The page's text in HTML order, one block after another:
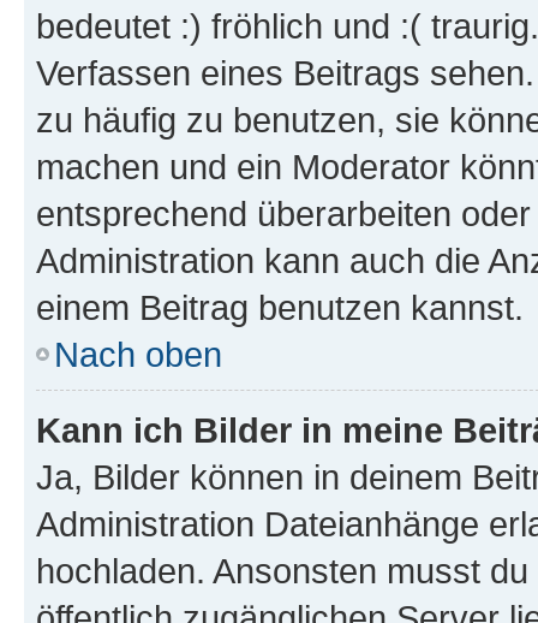
bedeutet :) fröhlich und :(
Verfassen eines Beitrags
zu häufig zu benutzen, sie
machen und ein Moderator
entsprechend überarbeiten
Administration kann auch die
einem Beitrag benutzen kannst.
Nach oben
Kann ich Bilder in meine
Ja, Bilder können in deinem
Administration Dateianhänge
hochladen. Ansonsten musst